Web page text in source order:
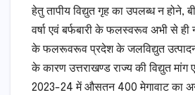
हेतु तापीय विद्युत गृह का उपलब्ध न होने,
वर्षा एवं बर्फबारी के फलस्वरूव अभी से
के फलरूवरूव प्रदेश के जलविद्युत उत्पादन
के कारण उत्तराखण्ड राज्य की विद्युत मांग
2023-24 में औसतन 400 मेगावाट का